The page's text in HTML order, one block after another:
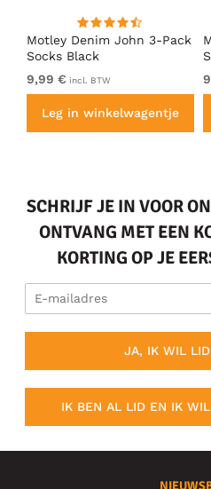
Motley Denim John 3-Pack
Socks Black
9,99 € incl. BTW
Leg in winkelwagentje
SCHRIJF JE IN VOOR
ONTVANG MET EEN
KORTING OP JE
JA, IK WIL LID
IK BEN AL LID EN IK WIL